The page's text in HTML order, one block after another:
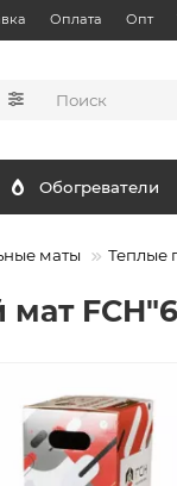
Оплата Опт
Обогреватели
маты Теплые